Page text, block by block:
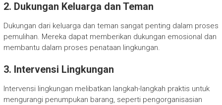
2. Dukungan Keluarga dan Teman
Dukungan dari keluarga dan teman sangat penting dalam proses
pemulihan. Mereka dapat memberikan dukungan emosional dan
membantu dalam proses penataan lingkungan.
3. Intervensi Lingkungan
Intervensi lingkungan melibatkan langkah-langkah praktis untuk
mengurangi penumpukan barang, seperti pengorganisasian